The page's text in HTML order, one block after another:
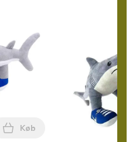
Læg 35 cm italiensk
Køb